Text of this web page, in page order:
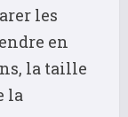
les
en
la taille
la